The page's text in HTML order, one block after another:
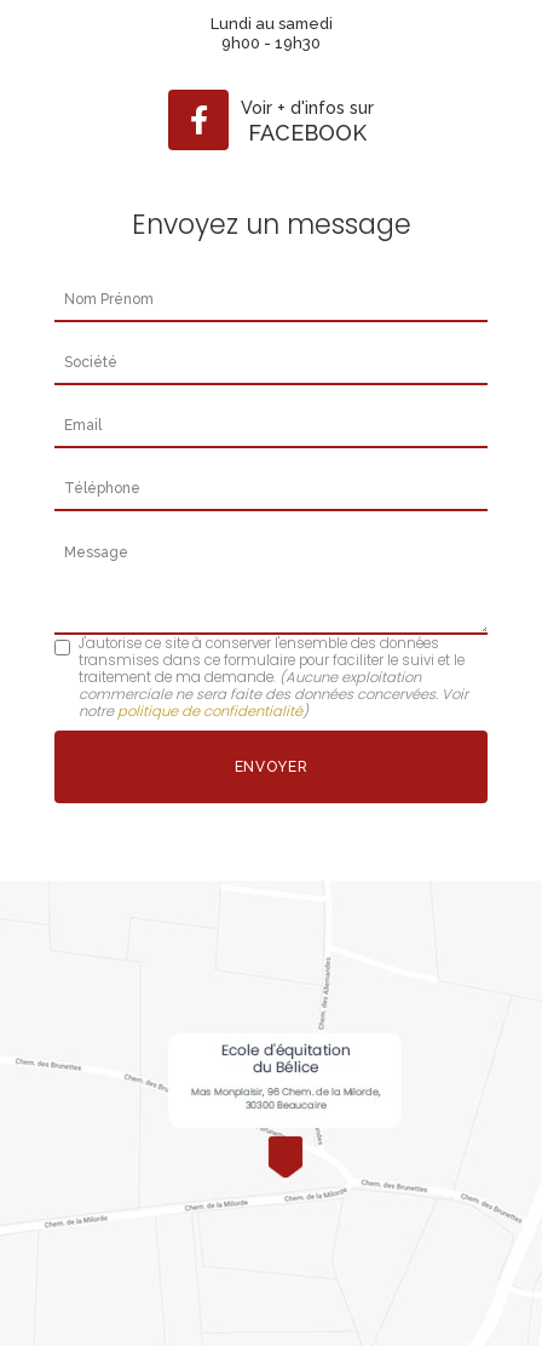
Lundi au samedi
9h00 - 19h30
Voir + d'infos sur
FACEBOOK
Envoyez un message
Nom Prénom
Société
Email
Téléphone
Message
J'autorise ce site à conserver l'ensemble des données
transmises dans ce formulaire pour faciliter le suivi et le
traitement de ma demande. (Aucune exploitation
commerciale ne sera faite des données concervées. Voir
notrepolitique de confidentialité)